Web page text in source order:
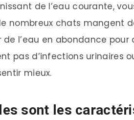
de l’eau courante,
nombreux chats mangent
de l’eau en abondance
pas d’infections urinaires
mieux.
sont les